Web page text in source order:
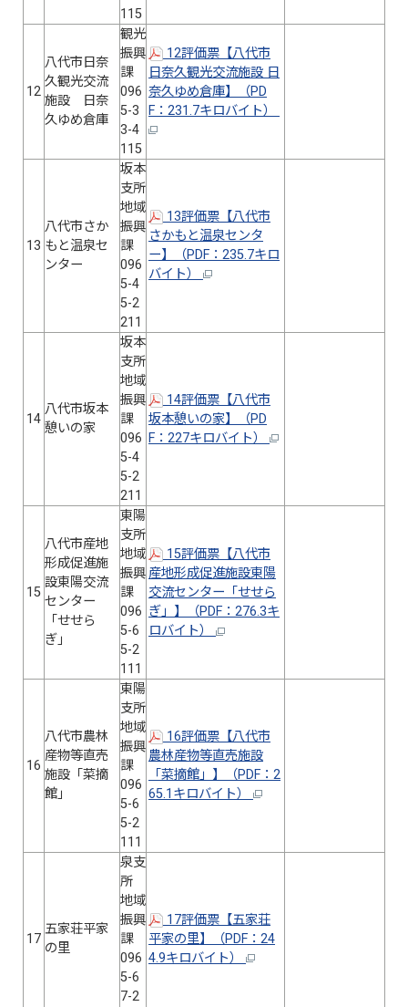
115
12
八代市日奈
久観光交流
施設 日奈
久ゆめ倉庫
観光
振興
課
096
5-3
3-4
115
12評価票【八代市
日奈久観光交流施設 日
奈久ゆめ倉庫】（PD
F：231.7キロバイト）
13
八代市さか
もと温泉セ
ンター
坂本
支所
地域
振興
課
096
5-4
5-2
211
13評価票【八代市
さかもと温泉センタ
ー】（PDF：235.7キロ
バイト）
14
八代市坂本
憩いの家
坂本
支所
地域
振興
課
096
5-4
5-2
211
14評価票【八代市
坂本憩いの家】（PD
F：227キロバイト）
15
八代市産地
形成促進施
設東陽交流
センター
「せせら
ぎ」
東陽
支所
地域
振興
課
096
5-6
5-2
111
15評価票【八代市
産地形成促進施設東陽
交流センター「せせら
ぎ」】（PDF：276.3キ
ロバイト）
16
八代市農林
産物等直売
施設「菜摘
館」
東陽
支所
地域
振興
課
096
5-6
5-2
111
16評価票【八代市
農林産物等直売施設
「菜摘館」】（PDF：2
65.1キロバイト）
17
五家荘平家
の里
泉支
所
地域
振興
課
096
5-6
7-2
17評価票【五家荘
平家の里】（PDF：24
4.9キロバイト）